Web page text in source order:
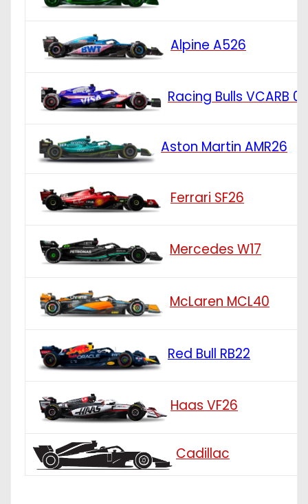
Alpine A526
Racing Bulls VCARB 03
Aston Martin AMR26
Ferrari SF26
Mercedes W17
McLaren MCL40
Red Bull RB22
Haas VF26
Cadillac